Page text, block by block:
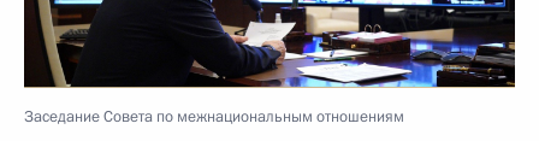
Заседание Совета по межнациональным отношениям